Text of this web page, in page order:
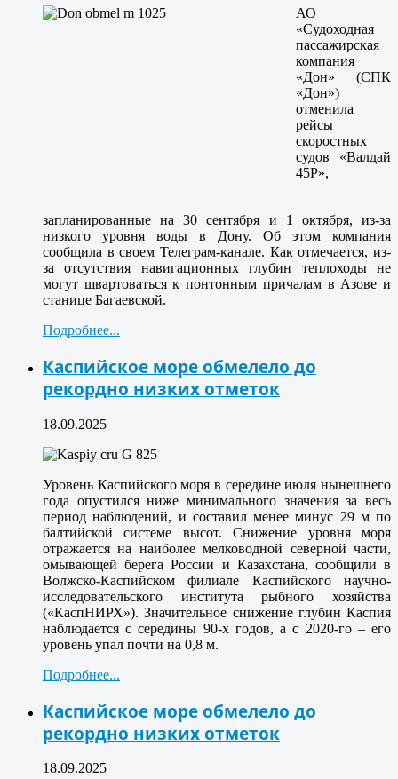
АО
«Судоходная
пассажирская
компания
«Дон» (СПК
«Дон»)
отменила
рейсы
скоростных
судов «Валдай
45Р»,
запланированные на 30 сентября и 1 октября, из-за
низкого уровня воды в Дону. Об этом компания
сообщила в своем Телеграм-канале. Как отмечается, из-
за отсутствия навигационных глубин теплоходы не
могут швартоваться к понтонным причалам в Азове и
станице Багаевской.
Подробнее...
Каспийское море обмелело до
рекордно низких отметок
18.09.2025
Уровень Каспийского моря в середине июля нынешнего
года опустился ниже минимального значения за весь
период наблюдений, и составил менее минус 29 м по
балтийской системе высот. Снижение уровня моря
отражается на наиболее мелководной северной части,
омывающей берега России и Казахстана, сообщили в
Волжско-Каспийском филиале Каспийского научно-
исследовательского института рыбного хозяйства
(«КаспНИРХ»). Значительное снижение глубин Каспия
наблюдается с середины 90-х годов, а с 2020-го – его
уровень упал почти на 0,8 м.
Подробнее...
Каспийское море обмелело до
рекордно низких отметок
18.09.2025